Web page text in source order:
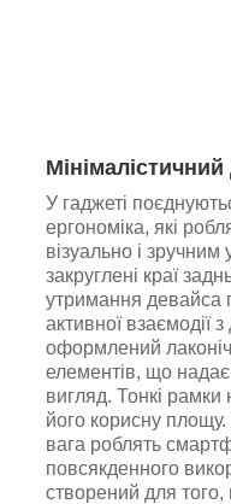
У гаджеті
ергономіка, які
візуально і зручним
закруглені краї
утримання девайса
активної взаємодії
оформлений
елементів, що
вигляд. Тонкі
його корисну
вага роблять
повсякденного
створений для